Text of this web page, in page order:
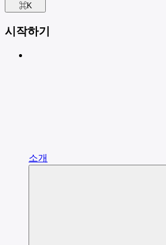
⌘K
시작하기
소개